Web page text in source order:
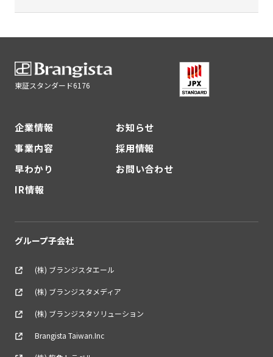
東証スタンダード6176
企業情報
お知らせ
事業内容
採用情報
早わかり
お問い合わせ
IR情報
グループ子会社
(株) ブランジスタエール
(株) ブランジスタメディア
(株) ブランジスタソリューション
Brangista Taiwan.Inc